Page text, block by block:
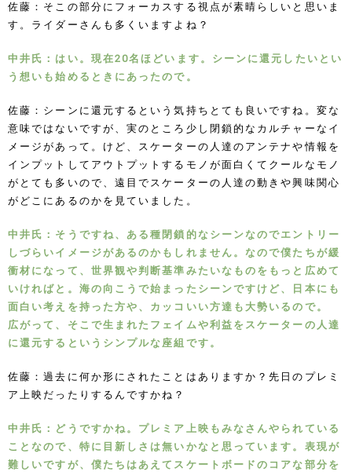
佐藤：そこの部分にフォーカスする視点が素晴らしいと思いま
す。ライダーさんも多くいますよね？
中井氏：はい。現在20名ほどいます。シーンに還元したいとい
う想いも始めるときにあったので。
佐藤：シーンに還元するという気持ちとても良いですね。変な
意味ではないですが、実のところ少し閉鎖的なカルチャーなイ
メージがあって。けど、スケーターの人達のアンテナや情報を
インプットしてアウトプットするモノが面白くてクールなモノ
がとても多いので、遠目でスケーターの人達の動きや興味関心
がどこにあるのかを見ていました。
中井氏：そうですね、ある種閉鎖的なシーンなのでエントリー
しづらいイメージがあるのかもしれません。なので僕たちが緩
衝材になって、世界観や判断基準みたいなものをもっと広めて
いければと。海の向こうで始まったシーンですけど、日本にも
面白い考えを持った方や、カッコいい方達も大勢いるので。
広がって、そこで生まれたフェイムや利益をスケーターの人達
に還元するというシンプルな座組です。
佐藤：過去に何か形にされたことはありますか？先日のプレミ
ア上映だったりするんですかね？
中井氏：どうですかね。プレミア上映もみなさんやられている
ことなので、特に目新しさは無いかなと思っています。表現が
難しいですが、僕たちはあえてスケートボードのコアな部分を